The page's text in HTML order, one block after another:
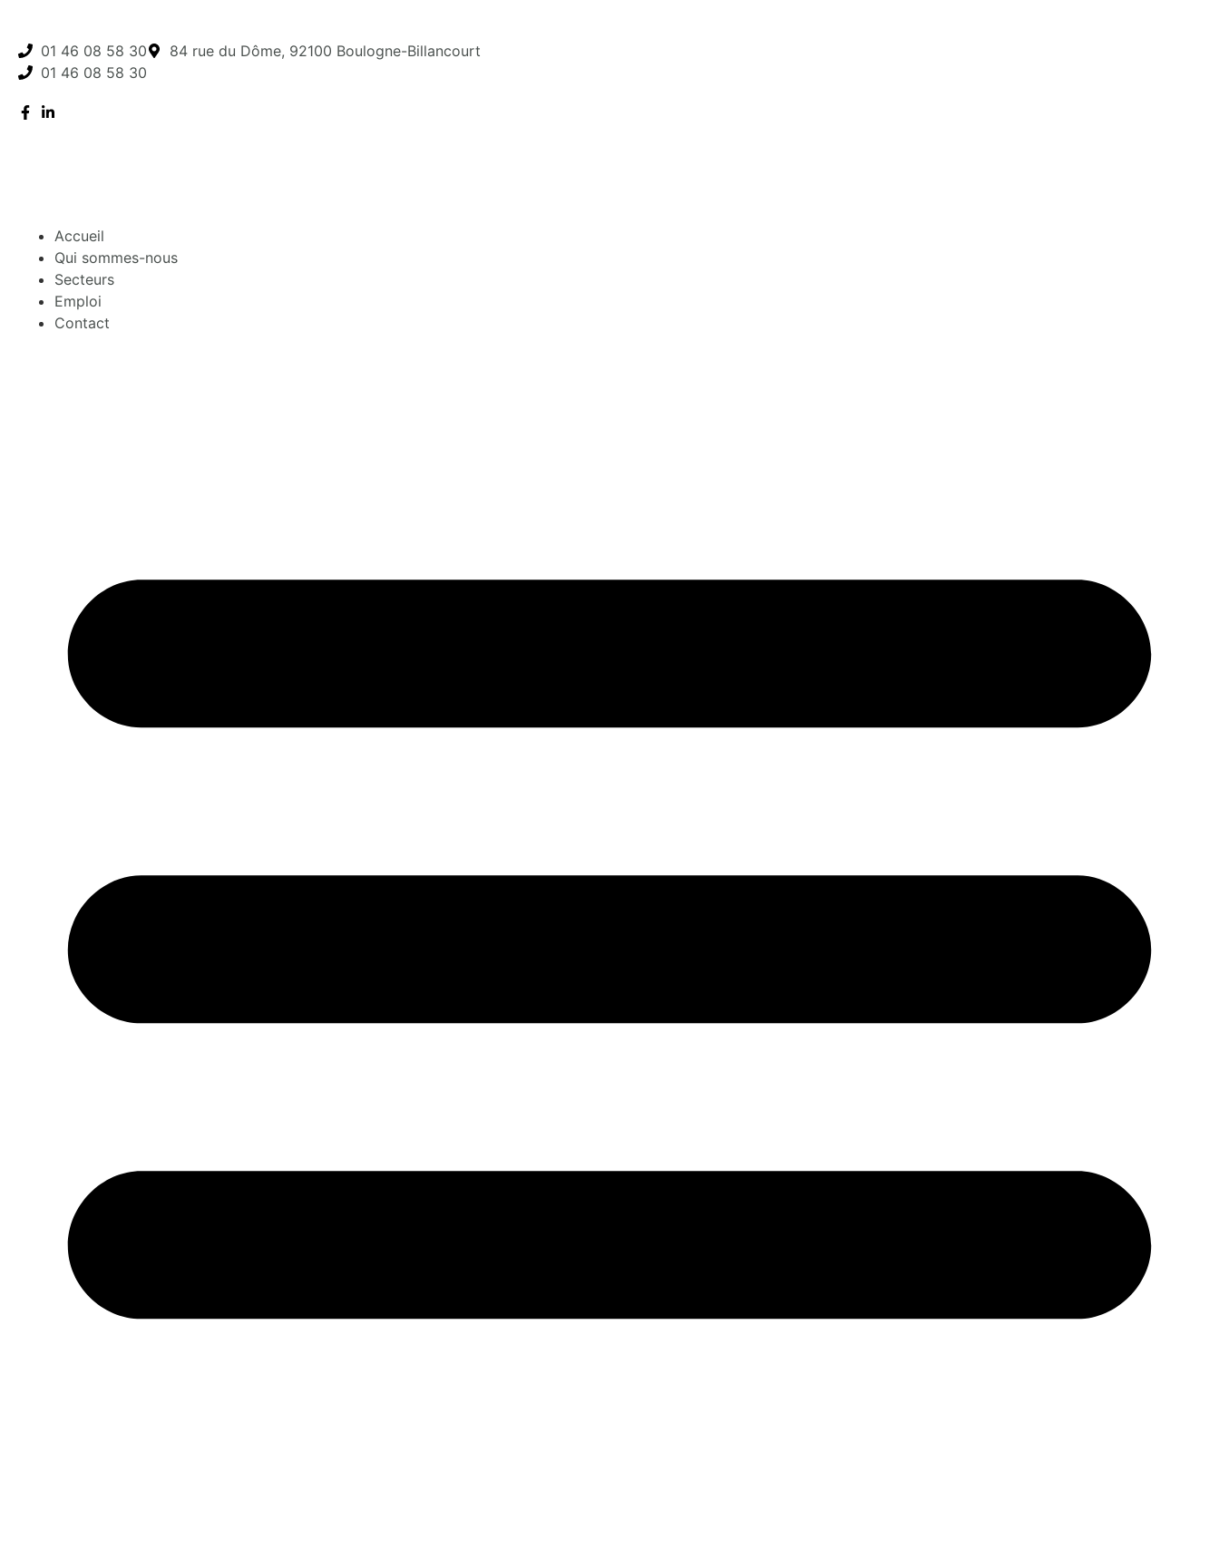
01 46 08 58 30
84 rue du Dôme, 92100 Boulogne-Billancourt
01 46 08 58 30
Accueil
Qui sommes-nous
Secteurs
Emploi
Contact